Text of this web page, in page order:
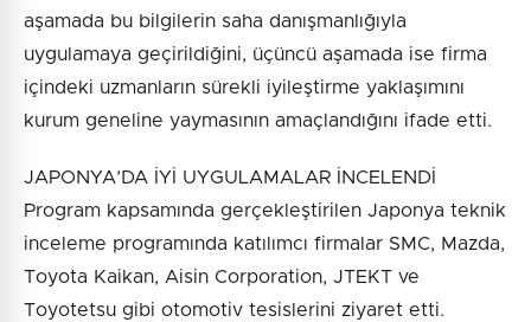
aşamada bu bilgilerin saha danışmanlığıyla
uygulamaya geçirildiğini, üçüncü aşamada ise firma
içindeki uzmanların sürekli iyileştirme yaklaşımını
kurum geneline yaymasının amaçlandığını ifade etti.
JAPONYA’DA İYİ UYGULAMALAR İNCELENDİ
Program kapsamında gerçekleştirilen Japonya teknik
inceleme programında katılımcı firmalar SMC, Mazda,
Toyota Kaikan, Aisin Corporation, JTEKT ve
Toyotetsu gibi otomotiv tesislerini ziyaret etti.